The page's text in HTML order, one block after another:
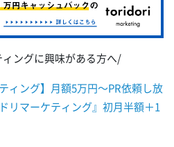
ングに興味がある方へ/
ィング】月額5万円～PR依頼し放
リマーケティング』初月半額＋1